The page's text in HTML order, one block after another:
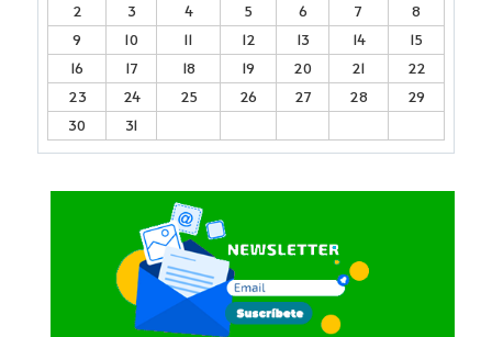
2
3 4 5 6 7
8
9
10 11 12 13 14
15
16
17 18 19 20 21
22
23
24 25 26 27 28
29
30
31